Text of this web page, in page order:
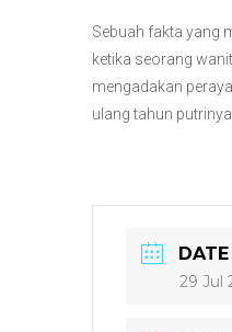
Sebuah fakta yang
ketika seorang
mengadakan
ulang tahun
DATE
29 Jul